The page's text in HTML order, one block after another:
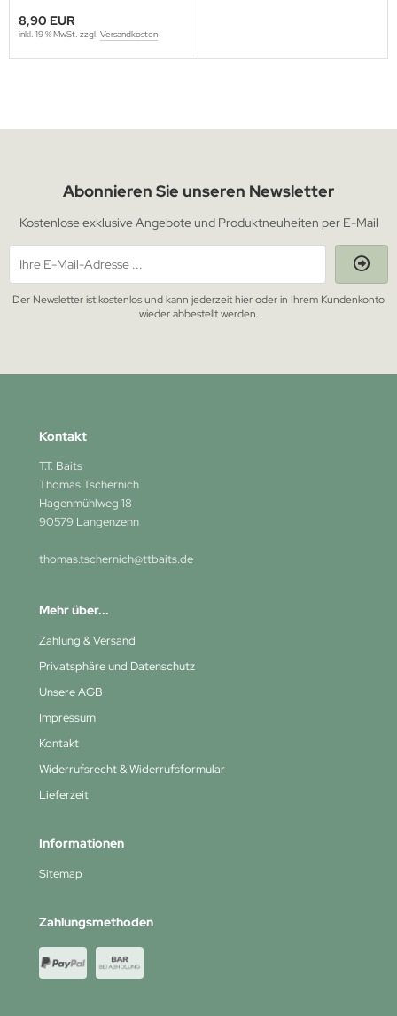
8,90 EUR
inkl. 19 % MwSt. zzgl. Versandkosten
Abonnieren Sie unseren Newsletter
Kostenlose exklusive Angebote und Produktneuheiten per E-Mail
Der Newsletter ist kostenlos und kann jederzeit hier oder in Ihrem Kundenkonto
wieder abbestellt werden.
Kontakt
T.T. Baits
Thomas Tschernich
Hagenmühlweg 18
90579 Langenzenn
thomas.tschernich@ttbaits.de
Mehr über...
Zahlung & Versand
Privatsphäre und Datenschutz
Unsere AGB
Impressum
Kontakt
Widerrufsrecht & Widerrufsformular
Lieferzeit
Informationen
Sitemap
Zahlungsmethoden